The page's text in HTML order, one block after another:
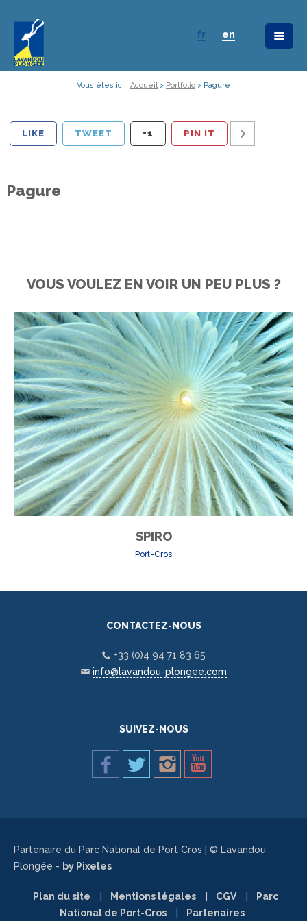
fr en
Vous êtes ici : Accueil> Portfolio > Pagure
LIKE TWEET +1 PIN IT
Pagure
VOUS VOULEZ EN VOIR UN PEU PLUS ?
SPIRO
Port-Cros
CONTACTEZ-NOUS
+33 (0)4 94 71 83 65
info@lavandou-plongee.com
SUIVEZ-NOUS
Partenaire du Parc National de Port Cros | © Lavandou
Plongée - by Pixeles
Plan du site Mentions légales CGV
Parc
National de Port-Cros
Partenaires